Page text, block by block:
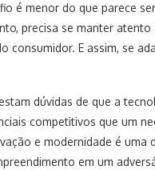
é menor do que parece
precisa se manter atento
consumidor. E assim, se
dúvidas de que a
competitivos que um
e modernidade é uma
em um